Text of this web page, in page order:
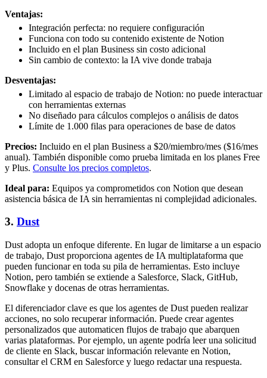
Ventajas:
Integración perfecta: no requiere configuración
Funciona con todo su contenido existente de Notion
Incluido en el plan Business sin costo adicional
Sin cambio de contexto: la IA vive donde trabaja
Desventajas:
Limitado al espacio de trabajo de Notion: no puede interactuar
con herramientas externas
No diseñado para cálculos complejos o análisis de datos
Límite de 1.000 filas para operaciones de base de datos
Precios: Incluido en el plan Business a $20/miembro/mes ($16/mes
anual). También disponible como prueba limitada en los planes Free
y Plus. Consulte los precios completos.
Ideal para: Equipos ya comprometidos con Notion que desean
asistencia básica de IA sin herramientas ni complejidad adicionales.
3. Dust
Dust adopta un enfoque diferente. En lugar de limitarse a un espacio
de trabajo, Dust proporciona agentes de IA multiplataforma que
pueden funcionar en toda su pila de herramientas. Esto incluye
Notion, pero también se extiende a Salesforce, Slack, GitHub,
Snowflake y docenas de otras herramientas.
El diferenciador clave es que los agentes de Dust pueden realizar
acciones, no solo recuperar información. Puede crear agentes
personalizados que automaticen flujos de trabajo que abarquen
varias plataformas. Por ejemplo, un agente podría leer una solicitud
de cliente en Slack, buscar información relevante en Notion,
consultar el CRM en Salesforce y luego redactar una respuesta.